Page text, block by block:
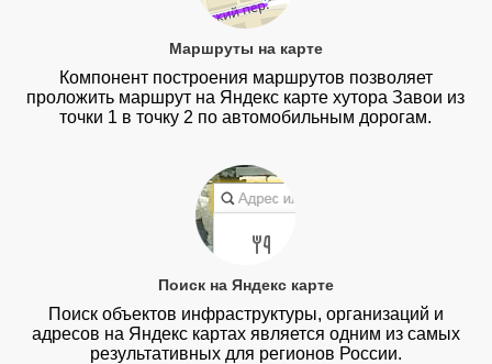
Маршруты на карте
Компонент построения маршрутов позволяет
проложить маршрут на Яндекс карте хутора Завои из
точки 1 в точку 2 по автомобильным дорогам.
Поиск на Яндекс карте
Поиск объектов инфраструктуры, организаций и
адресов на Яндекс картах является одним из самых
результативных для регионов России.